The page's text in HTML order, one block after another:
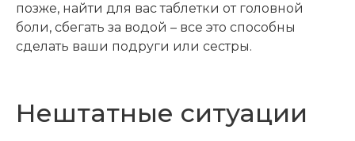
позже, найти для вас таблетки от головной
боли, сбегать за водой – все это способны
сделать ваши подруги или сестры.
Нештатные ситуации